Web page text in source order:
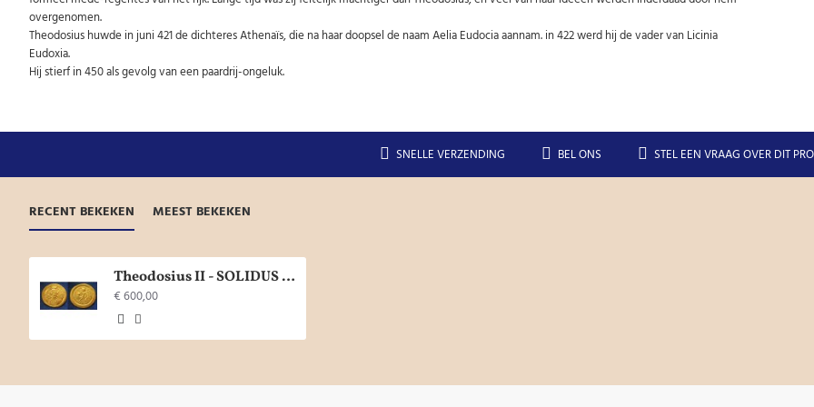
overgenomen.
Theodosius huwde in juni 421 de dichteres Athenaïs, die na haar doopsel de naam Aelia Eudocia aannam. in 422 werd hij de vader van Licinia
Eudoxia.
Hij stierf in 450 als gevolg van een paardrij-ongeluk.
SNELLE VERZENDING BEL ONS STEL EEN VRAAG OVER DIT
RECENT BEKEKEN MEEST BEKEKEN
Theodosius II - SOLIDUS GOUD Constantinopolis (S1948)
€ 600,00